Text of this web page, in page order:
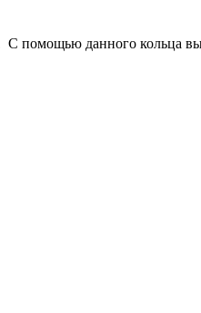
С помощью данного кольца